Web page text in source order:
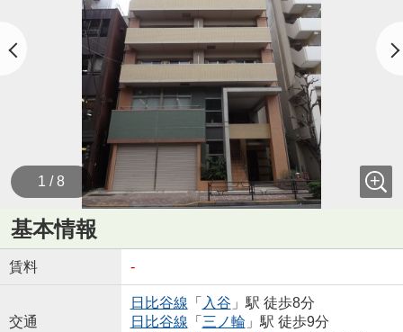
1 / 8
基本情報
賃料 -
交通
日比谷線 「 入谷 」駅 徒歩8分
日比谷線 「 三ノ輪」駅 徒歩9分